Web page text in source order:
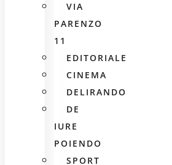
VIA
PARENZO
11
EDITORIALE
CINEMA
DELIRANDO
DE
IURE
POIENDO
SPORT